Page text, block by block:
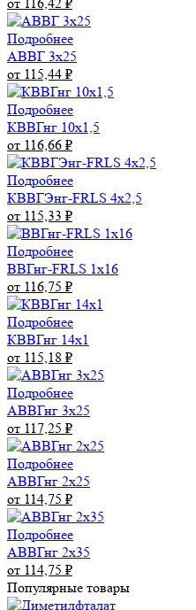
Подробнее
АВВГ 3х25
от 115,44 ₽
Подробнее
КВВГнг 10х1,5
от 116,66 ₽
Подробнее
КВВГЭнг-FRLS 4х2,5
от 115,33 ₽
Подробнее
ВВГнг-FRLS 1х16
от 116,75 ₽
Подробнее
КВВГнг 14х1
от 115,18 ₽
Подробнее
АВВГнг 3х25
от 117,25 ₽
Подробнее
АВВГнг 2х25
от 114,75 ₽
Подробнее
АВВГнг 2х35
от 114,75 ₽
Популярные товары